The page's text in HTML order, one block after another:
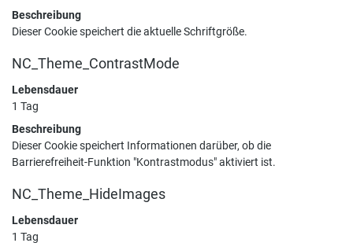
Beschreibung
Dieser Cookie speichert die aktuelle Schriftgröße.
NC_Theme_ContrastMode
Lebensdauer
1 Tag
Beschreibung
Dieser Cookie speichert Informationen darüber, ob die
Barrierefreiheit-Funktion "Kontrastmodus" aktiviert ist.
NC_Theme_HideImages
Lebensdauer
1 Tag